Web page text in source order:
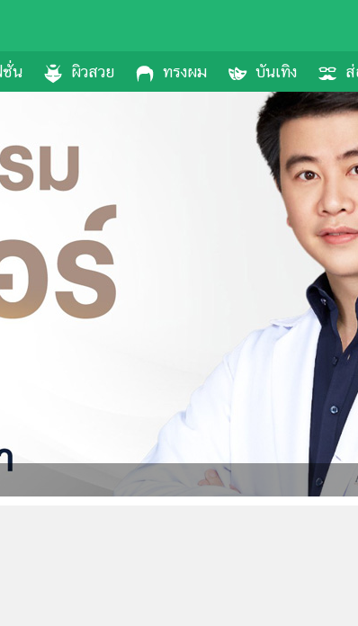
น ผิวสวย ทรงผม บันเทิง